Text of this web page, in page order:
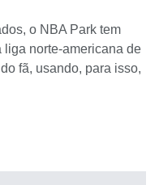
o NBA Park tem
norte-americana de
fã, usando, para isso,